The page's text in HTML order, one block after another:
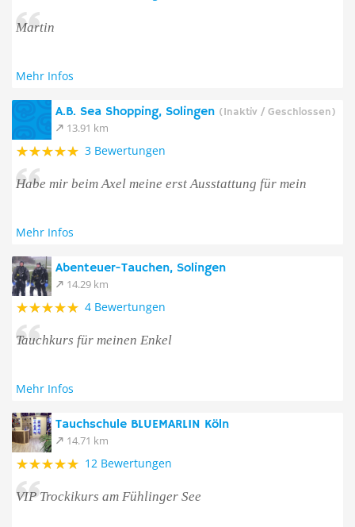
Martin
Mehr Infos
A.B. Sea Shopping, Solingen (Inaktiv / Geschlossen)
13.91 km
3 Bewertungen
Habe mir beim Axel meine erst Ausstattung für mein
Mehr Infos
Abenteuer-Tauchen, Solingen
14.29 km
4 Bewertungen
Tauchkurs für meinen Enkel
Mehr Infos
Tauchschule BLUEMARLIN Köln
14.71 km
12 Bewertungen
VIP Trockikurs am Fühlinger See